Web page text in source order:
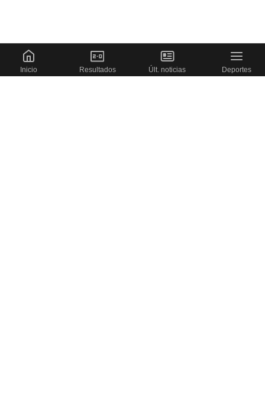
Inicio Resultados Últ. noticias Deportes